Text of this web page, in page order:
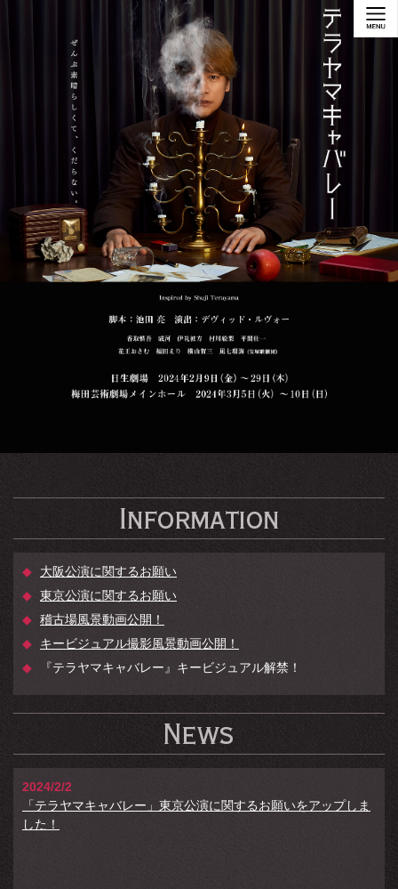
大阪公演に関するお願い
東京公演に関するお願い
稽古場風景動画公開！
キービジュアル撮影風景動画公開！
『テラヤマキャバレー』キービジュアル解禁！
2024/2/2
「テラヤマキャバレー」東京公演に関するお願いをアップしま
した！